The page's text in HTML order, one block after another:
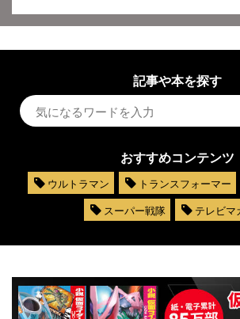
記事や本を探す
おすすめコンテンツ
ウルトラマン トランスフォーマー
スーパー戦隊
テレビマ